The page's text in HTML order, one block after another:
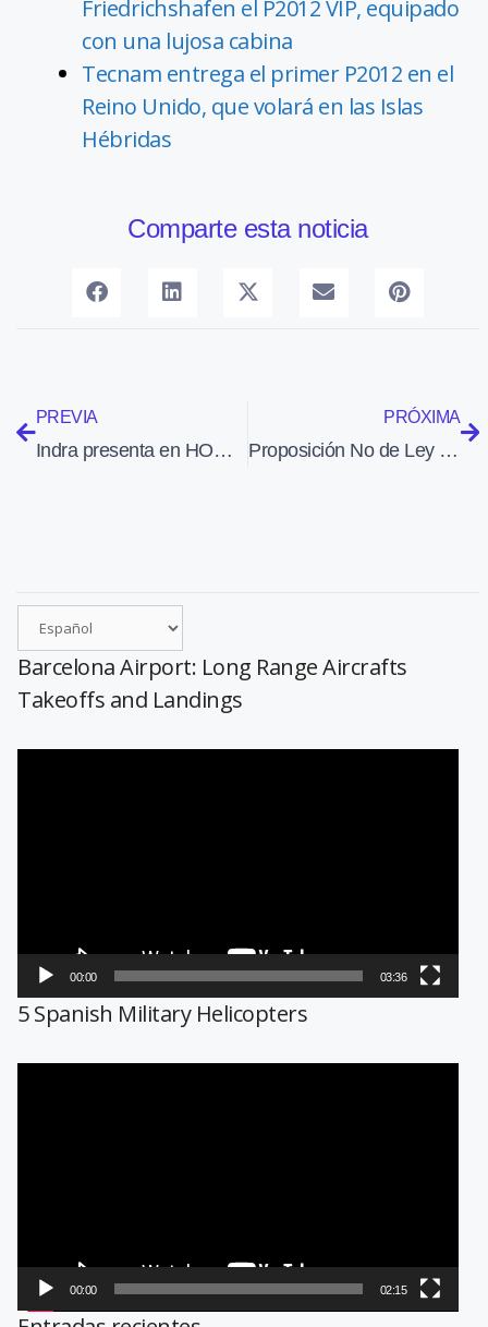
Friedrichshafen el P2012 VIP, equipado
con una lujosa cabina
Tecnam entrega el primer P2012 en el
Reino Unido, que volará en las Islas
Hébridas
Comparte esta noticia
PREVIA
Indra presenta en HOMSEC 2017 su sistema de detección e inhibición de drones
PRÓXIMA
Proposición No de Ley para reducir la siniestralidad en trabajos aéreos provocada por las líneas eléctricas
Barcelona Airport: Long Range Aircrafts
Takeoffs and Landings
00:00 03:36
5 Spanish Military Helicopters
00:00 02:15